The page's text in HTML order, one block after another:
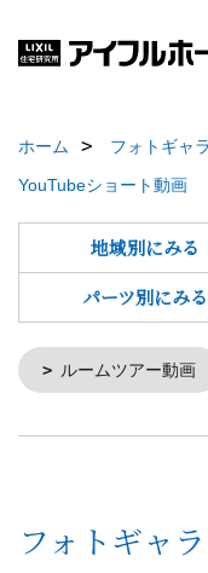
ホーム フォトギャ
YouTubeショート動画
地域別にみる
パーツ別にみる
ルームツアー動画
フォトギャ